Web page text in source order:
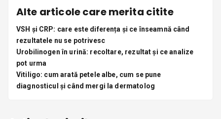
Alte articole care merita citite
VSH și CRP: care este diferența și ce înseamnă când
rezultatele nu se potrivesc
Urobilinogen în urină: recoltare, rezultat și ce analize
pot urma
Vitiligo: cum arată petele albe, cum se pune
diagnosticul și când mergi la dermatolog